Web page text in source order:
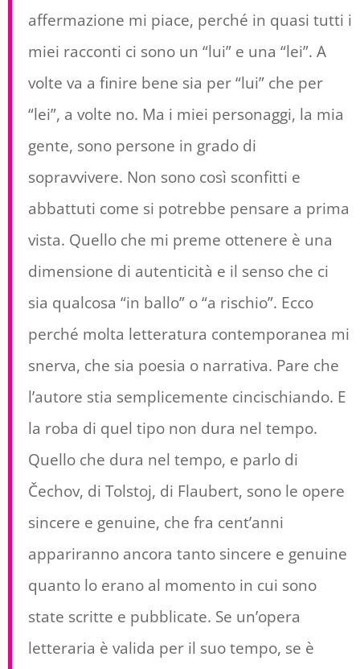
affermazione mi piace, perché in quasi tutti i
miei racconti ci sono un “lui” e una “lei”. A
volte va a finire bene sia per “lui” che per
“lei”, a volte no. Ma i miei personaggi, la mia
gente, sono persone in grado di
sopravvivere. Non sono così sconfitti e
abbattuti come si potrebbe pensare a prima
vista. Quello che mi preme ottenere è una
dimensione di autenticità e il senso che ci
sia qualcosa “in ballo” o “a rischio”. Ecco
perché molta letteratura contemporanea mi
snerva, che sia poesia o narrativa. Pare che
l’autore stia semplicemente cincischiando. E
la roba di quel tipo non dura nel tempo.
Quello che dura nel tempo, e parlo di
Čechov, di Tolstoj, di Flaubert, sono le opere
sincere e genuine, che fra cent’anni
appariranno ancora tanto sincere e genuine
quanto lo erano al momento in cui sono
state scritte e pubblicate. Se un’opera
letteraria è valida per il suo tempo, se è